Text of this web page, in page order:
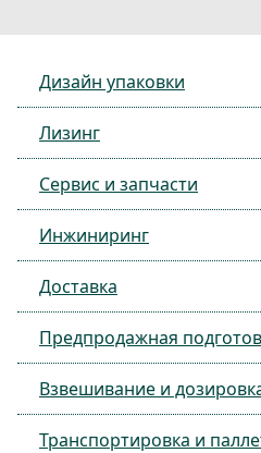
Дизайн упаковки
Лизинг
Сервис и запчасти
Инжиниринг
Доставка
Предпродажная
Взвешивание и
Транспортировка и